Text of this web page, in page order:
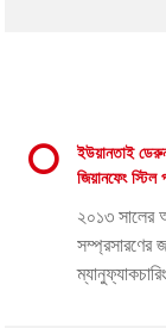
ইউয়ানতাই
জিয়ানফেং স্টিল
২০১৩ সালের
সম্প্রসারণের